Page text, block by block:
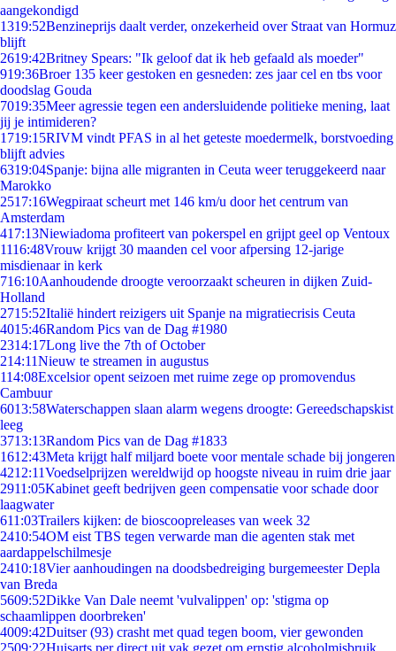
aangekondigd
1319:52Benzineprijs daalt verder, onzekerheid over Straat van Hormuz
blijft
2619:42Britney Spears: "Ik geloof dat ik heb gefaald als moeder"
919:36Broer 135 keer gestoken en gesneden: zes jaar cel en tbs voor
doodslag Gouda
7019:35Meer agressie tegen een andersluidende politieke mening, laat
jij je intimideren?
1719:15RIVM vindt PFAS in al het geteste moedermelk, borstvoeding
blijft advies
6319:04Spanje: bijna alle migranten in Ceuta weer teruggekeerd naar
Marokko
2517:16Wegpiraat scheurt met 146 km/u door het centrum van
Amsterdam
417:13Niewiadoma profiteert van pokerspel en grijpt geel op Ventoux
1116:48Vrouw krijgt 30 maanden cel voor afpersing 12-jarige
misdienaar in kerk
716:10Aanhoudende droogte veroorzaakt scheuren in dijken Zuid-
Holland
2715:52Italië hindert reizigers uit Spanje na migratiecrisis Ceuta
4015:46Random Pics van de Dag #1980
2314:17Long live the 7th of October
214:11Nieuw te streamen in augustus
114:08Excelsior opent seizoen met ruime zege op promovendus
Cambuur
6013:58Waterschappen slaan alarm wegens droogte: Gereedschapskist
leeg
3713:13Random Pics van de Dag #1833
1612:43Meta krijgt half miljard boete voor mentale schade bij jongeren
4212:11Voedselprijzen wereldwijd op hoogste niveau in ruim drie jaar
2911:05Kabinet geeft bedrijven geen compensatie voor schade door
laagwater
611:03Trailers kijken: de bioscoopreleases van week 32
2410:54OM eist TBS tegen verwarde man die agenten stak met
aardappelschilmesje
2410:18Vier aanhoudingen na doodsbedreiging burgemeester Depla
van Breda
5609:52Dikke Van Dale neemt 'vulvalippen' op: 'stigma op
schaamlippen doorbreken'
4009:42Duitser (93) crasht met quad tegen boom, vier gewonden
2509:22Huisarts per direct uit vak gezet om ernstig alcoholmisbruik